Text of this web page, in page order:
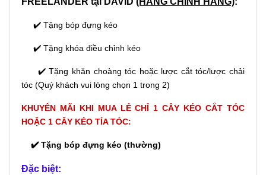
✔️ Tặng bóp đựng kéo
✔️ Tặng khóa điều chỉnh kéo
✔️ Tặng khăn choàng tóc hoặc lược cắt tóc/lược chải
tóc (Quý khách vui lòng chọn 1 trong 2)
KHUYẾN MÃI KHI MUA LẺ CHỈ 1 CÂY KÉO CẮT TÓC
HOẶC 1 CÂY KÉO TỈA TÓC:
✔️ Tặng bóp đựng kéo (thường)
Đặc biệt: